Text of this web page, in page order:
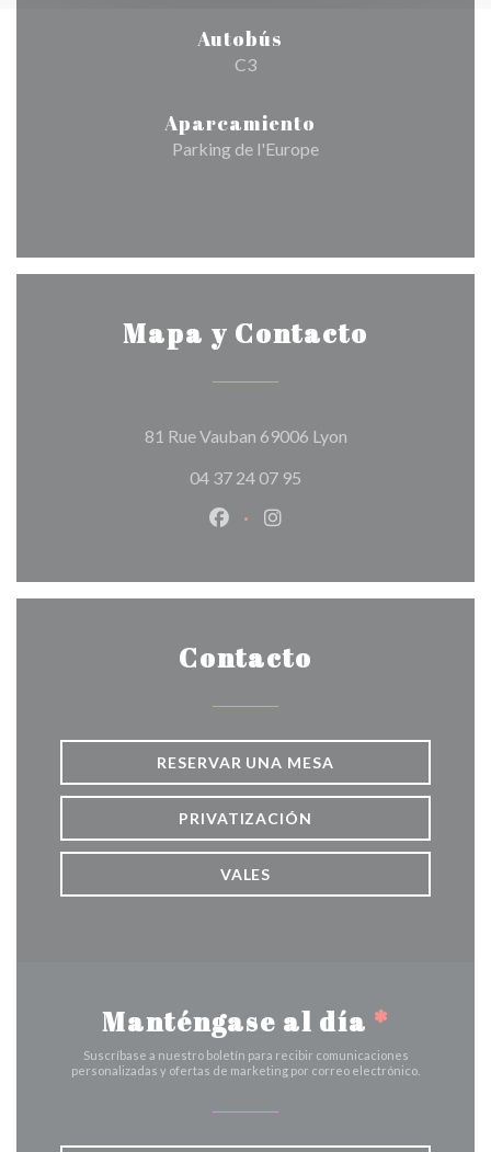
Autobús
C3
Aparcamiento
Parking de l'Europe
Mapa y Contacto
81 Rue Vauban 69006 Lyon((abre en una
04 37 24 07 95
Facebook ((abre en una nueva
Instagram ((abre en una
Contacto
RESERVAR UNA MESA
PRIVATIZACIÓN
VALES
Manténgase al día *
Suscríbase a nuestro boletín para recibir comunicaciones
personalizadas y ofertas de marketing por correo electrónico.